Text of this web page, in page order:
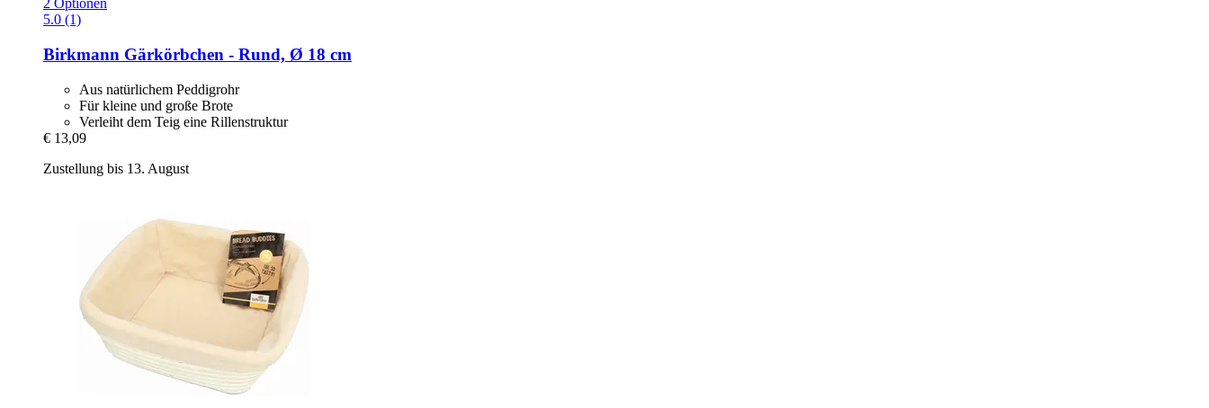
2 Optionen
5.0 (1)
Birkmann Gärkörbchen -​ Rund, Ø 18 cm
Aus natürlichem Peddigrohr
Für kleine und große Brote
Verleiht dem Teig eine Rillenstruktur
€ 13,09
Zustellung bis 13. August